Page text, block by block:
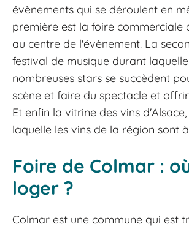
évènements qui se déroulent en
première est la foire commerciale
au centre de l'évènement. La
festival de musique durant
nombreuses stars se succèdent
scène et faire du spectacle et
Et enfin la vitrine des vins
laquelle les vins de la région sont
Foire de Colmar :
loger ?
Colmar est une commune qui est